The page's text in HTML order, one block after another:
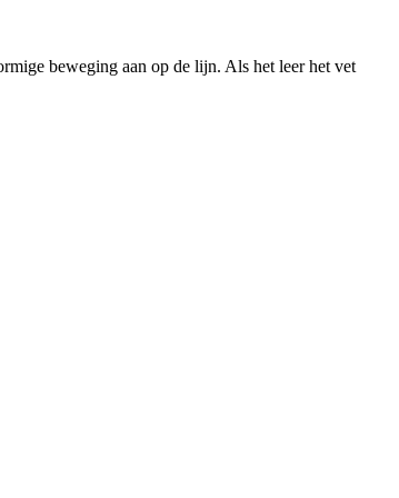
beweging aan op de lijn. Als het leer het vet